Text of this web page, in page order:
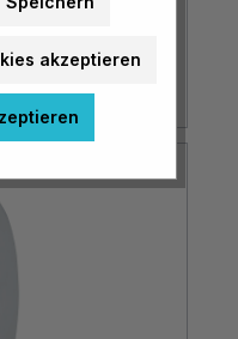
akzeptieren